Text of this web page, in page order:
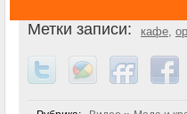
Метки записи: кафе,